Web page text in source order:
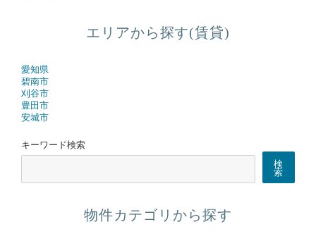
エリアから探す(賃貸)
愛知県
碧南市
刈谷市
豊田市
安城市
キーワード検索
検
索
物件カテゴリから探す